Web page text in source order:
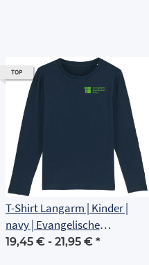
TOP
T-Shirt Langarm | Kinder |
navy | Evangelische
Grundschule Erfurt
19,45 € - 21,95 € *